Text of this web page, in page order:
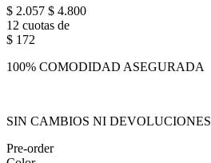
$ 2.057 $ 4.800
12 cuotas de
$ 172
100% COMODIDAD ASEGURADA
SIN CAMBIOS NI DEVOLUCIONES
Pre-order